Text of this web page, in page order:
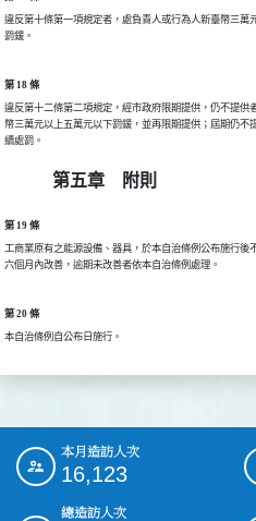
違反第十條第一項規定者，處負責人或行為人新臺幣三萬
罰鍰。
第 18 條
違反第十二條第二項規定，經市政府限期提供，仍不提供
幣三萬元以上五萬元以下罰鍰，並再限期提供；屆期仍不
續處罰。
第五章 附則
第 19 條
工商業原有之能源設備、器具，於本自治條例公布施行後
六個月內改善，逾期未改善者依本自治條例處理。
第 20 條
本自治條例自公布日施行。
::: 本月造訪人次
16,123
總造訪人次